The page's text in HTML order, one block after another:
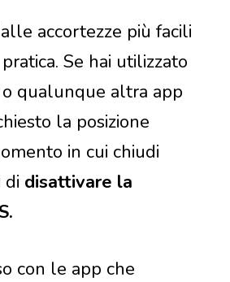
accortezze più facili
Se hai utilizzato
qualunque altra app
la posizione
in cui chiudi
di disattivare la
con le app che